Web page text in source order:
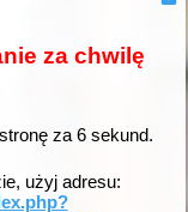
za chwilę
za 6sekund.
użyj adresu: